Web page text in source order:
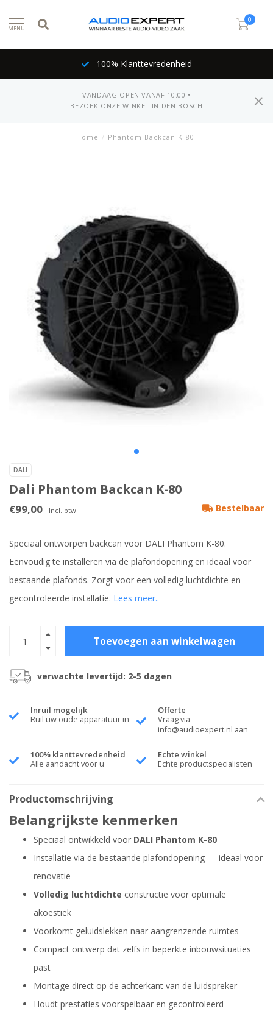
MENU
0
100% Klanttevredenheid
VANDAAG OPEN VANAF 10:00 •
BEZOEK ONZE WINKEL IN DEN BOSCH
Home / Phantom Backcan K-80
DALI
Dali Phantom Backcan K-80
€99,00 Incl. btw Bestelbaar
Speciaal ontworpen backcan voor DALI Phantom K-80.
Eenvoudig te installeren via de plafondopening en ideaal voor
bestaande plafonds. Zorgt voor een volledig luchtdichte en
gecontroleerde installatie. Lees meer..
Toevoegen aan winkelwagen
verwachte levertijd: 2-5 dagen
Inruil mogelijk
Ruil uw oude apparatuur in
Offerte
Vraag via
info@audioexpert.nl aan
100% klanttevredenheid
Alle aandacht voor u
Echte winkel
Echte productspecialisten
Productomschrijving
Belangrijkste kenmerken
Speciaal ontwikkeld voor DALI Phantom K-80
Installatie via de bestaande plafondopening — ideaal voor
renovatie
Volledig luchtdichte constructie voor optimale
akoestiek
Voorkomt geluidslekken naar aangrenzende ruimtes
Compact ontwerp dat zelfs in beperkte inbouwsituaties
past
Montage direct op de achterkant van de luidspreker
Houdt prestaties voorspelbaar en gecontroleerd